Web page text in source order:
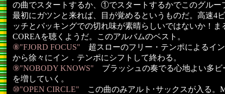
の曲でスタートするか、①でスタートするかでこのグルー
最初にガツンと来れば、目が覚めるというものだ。高速4
ッチとバッキングでの切れ味が素晴らしいではないか！
COREAを聴くようだ。このアルバムのベスト。
⑧"FJORD FOCUS" 超スローのフリー・テンポによるイ
から徐々にイン．テンポにシフトして終わる。
⑨"NOBODY KNOWS" ブラッシュの奏でる心地よい多
を増していく。
⑩"OPEN CIRCLE"
この曲のみアルト･サックスが入る